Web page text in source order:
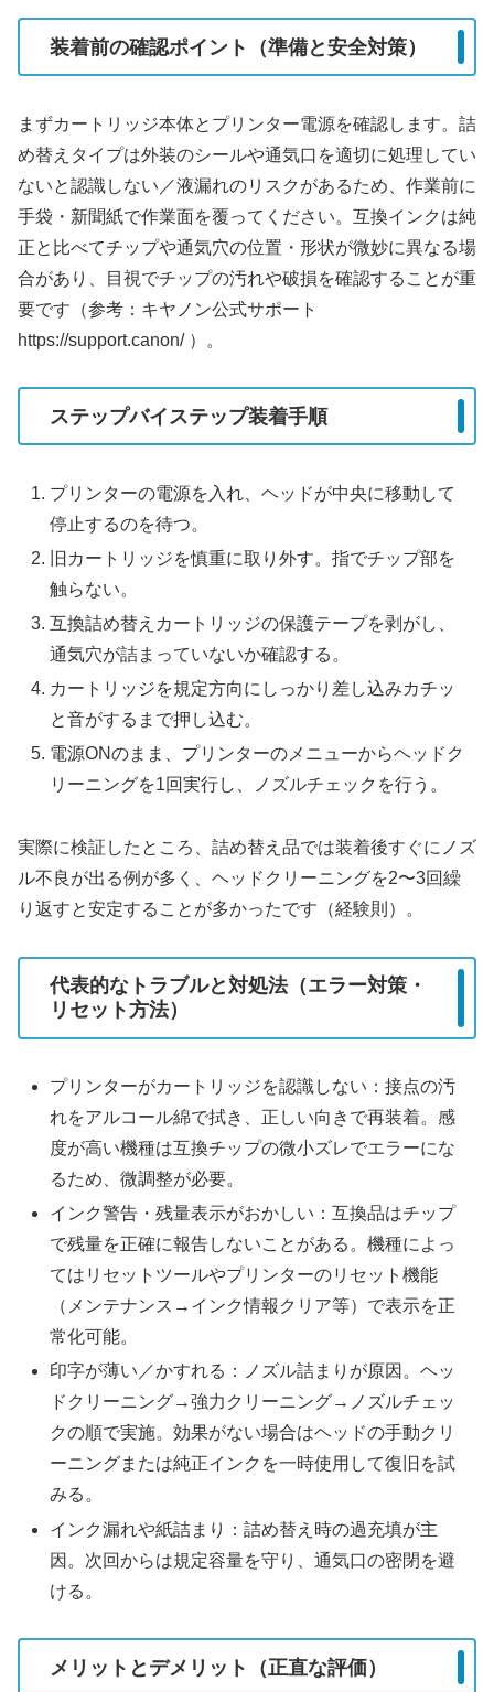
装着前の確認ポイント（準備と安全対策）
まずカートリッジ本体とプリンター電源を確認します。詰
め替えタイプは外装のシールや通気口を適切に処理してい
ないと認識しない／液漏れのリスクがあるため、作業前に
手袋・新聞紙で作業面を覆ってください。互換インクは純
正と比べてチップや通気穴の位置・形状が微妙に異なる場
合があり、目視でチップの汚れや破損を確認することが重
要です（参考：キヤノン公式サポート
https://support.canon/ ）。
ステップバイステップ装着手順
プリンターの電源を入れ、ヘッドが中央に移動して
停止するのを待つ。
旧カートリッジを慎重に取り外す。指でチップ部を
触らない。
互換詰め替えカートリッジの保護テープを剥がし、
通気穴が詰まっていないか確認する。
カートリッジを規定方向にしっかり差し込みカチッ
と音がするまで押し込む。
電源ONのまま、プリンターのメニューからヘッドク
リーニングを1回実行し、ノズルチェックを行う。
実際に検証したところ、詰め替え品では装着後すぐにノズ
ル不良が出る例が多く、ヘッドクリーニングを2〜3回繰
り返すと安定することが多かったです（経験則）。
代表的なトラブルと対処法（エラー対策・
リセット方法）
プリンターがカートリッジを認識しない：接点の汚
れをアルコール綿で拭き、正しい向きで再装着。感
度が高い機種は互換チップの微小ズレでエラーにな
るため、微調整が必要。
インク警告・残量表示がおかしい：互換品はチップ
で残量を正確に報告しないことがある。機種によっ
てはリセットツールやプリンターのリセット機能
（メンテナンス→インク情報クリア等）で表示を正
常化可能。
印字が薄い／かすれる：ノズル詰まりが原因。ヘッ
ドクリーニング→強力クリーニング→ノズルチェッ
クの順で実施。効果がない場合はヘッドの手動クリ
ーニングまたは純正インクを一時使用して復旧を試
みる。
インク漏れや紙詰まり：詰め替え時の過充填が主
因。次回からは規定容量を守り、通気口の密閉を避
ける。
メリットとデメリット（正直な評価）